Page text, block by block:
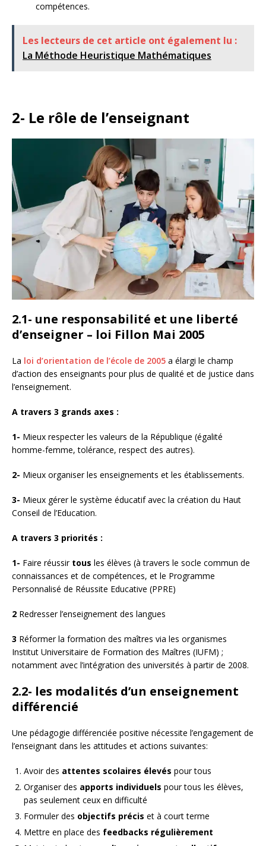
compétences.
Les lecteurs de cet article ont également lu :
La Méthode Heuristique Mathématiques
2- Le rôle de l’enseignant
2.1- une responsabilité et une liberté
d’enseigner – loi Fillon Mai 2005
La loi d’orientation de l’école de 2005 a élargi le champ
d’action des enseignants pour plus de qualité et de justice dans
l’enseignement.
A travers 3 grands axes :
1- Mieux respecter les valeurs de la République (égalité
homme-femme, tolérance, respect des autres).
2- Mieux organiser les enseignements et les établissements.
3- Mieux gérer le système éducatif avec la création du Haut
Conseil de l’Education.
A travers 3 priorités :
1- Faire réussir tous les élèves (à travers le socle commun de
connaissances et de compétences, et le Programme
Personnalisé de Réussite Educative (PPRE)
2 Redresser l’enseignement des langues
3 Réformer la formation des maîtres via les organismes
Institut Universitaire de Formation des Maîtres (IUFM) ;
notamment avec l’intégration des universités à partir de 2008.
2.2- les modalités d’un enseignement
différencié
Une pédagogie différenciée positive nécessite l’engagement de
l’enseignant dans les attitudes et actions suivantes:
Avoir des attentes scolaires élevés pour tous
Organiser des apports individuels pour tous les élèves,
pas seulement ceux en difficulté
Formuler des objectifs précis et à court terme
Mettre en place des feedbacks régulièrement